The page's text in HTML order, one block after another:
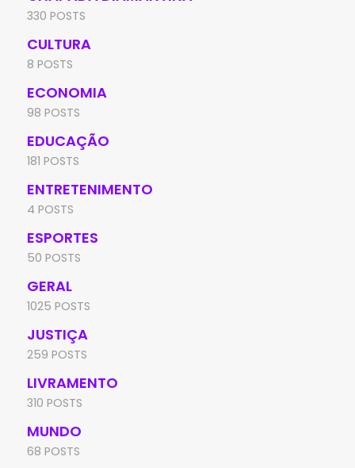
330 POSTS
CULTURA
8 POSTS
ECONOMIA
98 POSTS
EDUCAÇÃO
181 POSTS
ENTRETENIMENTO
4 POSTS
ESPORTES
50 POSTS
GERAL
1025 POSTS
JUSTIÇA
259 POSTS
LIVRAMENTO
310 POSTS
MUNDO
68 POSTS